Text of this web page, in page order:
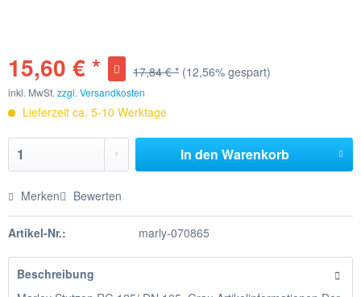
15,60 € * 17,84 € * (12,56% gespart)
inkl. MwSt. zzgl. Versandkosten
Lieferzeit ca. 5-10 Werktage
In den Warenkorb
Merken Bewerten
Artikel-Nr.: marly-070865
Beschreibung